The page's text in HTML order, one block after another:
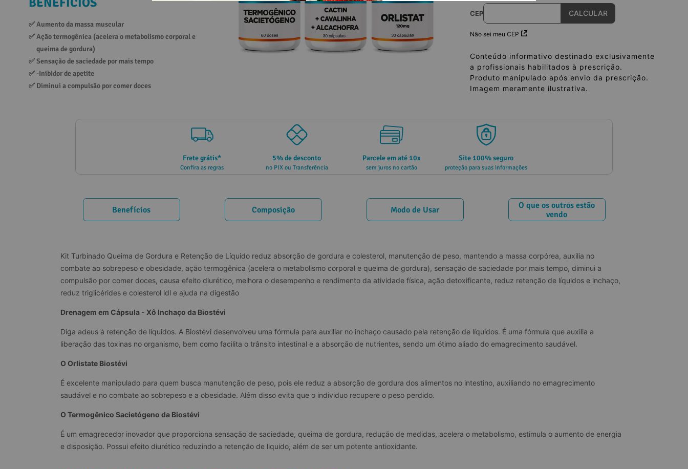
✅ Aumento da massa muscular
✅ Ação termogênica (acelera o metabolismo corporal e
queima de gordura)
✅ Sensação de saciedade por mais tempo
✅ -Inibidor de apetite
✅ Diminui a compulsão por comer doces
CEP
Não sei meu CEP
Conteúdo informativo destinado exclusivamente
a profissionais habilitados à prescrição.
Produto manipulado após envio da prescrição.
Imagem meramente ilustrativa.
Frete grátis*
Confira as regras
5% de desconto
no PIX ou Transferência
Parcele em até 10x
sem juros no cartão
Site 100% seguro
proteção para suas informações
Benefícios Composição Modo de Usar
O que os outros estão
vendo
Kit Turbinado Queima de Gordura e Retenção de Líquido reduz absorção de gordura e colesterol, manutenção de peso, mantendo a massa corpórea, auxilia no
combate ao sobrepeso e obesidade, ação termogênica (acelera o metabolismo corporal e queima de gordura), sensação de saciedade por mais tempo, diminui a
compulsão por comer doces, causa efeito diurético, melhora o desempenho e rendimento da atividade física, ação detoxificante, reduz retenção de líquidos e inchaço,
reduz triglicérides e colesterol ldl e ajuda na digestão
Drenagem em Cápsula - Xô Inchaço da Biostévi
Diga adeus à retenção de líquidos. A Biostévi desenvolveu uma fórmula para auxiliar no inchaço causado pela retenção de líquidos. É uma fórmula que auxilia a
liberação das toxinas no organismo, bem como facilita o trânsito intestinal e a absorção de nutrientes, sendo um ótimo aliado do emagrecimento saudável.
O Orlistate Biostévi
É excelente manipulado para quem busca manutenção de peso, pois ele reduz a absorção de gordura dos alimentos no intestino, auxiliando no emagrecimento
saudável e no combate ao sobrepeso e a obesidade. Além disso evita que o individuo recupere o peso perdido.
O Termogênico Sacietógeno da Biostévi
É um emagrecedor inovador que proporciona sensação de saciedade, queima de gordura, redução de medidas, acelera o metabolismo, estimula o aumento de energia
e disposição. Possui efeito diurético reduzindo a retenção de liquido, além de ser um potente antioxidante.